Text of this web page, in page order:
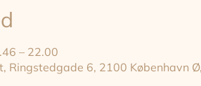
– 22.00
Ringstedgade 6, 2100 København